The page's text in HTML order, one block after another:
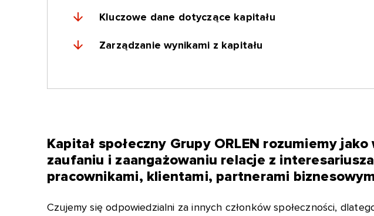
Kluczowe dane dotyczące kapitału
Zarządzanie wynikami z kapitału
Kapitał społeczny Grupy ORLEN rozumiemy
zaufaniu i zaangażowaniu relacje z
pracownikami, klientami, partnerami
Czujemy się odpowiedzialni za innych członków społeczności,